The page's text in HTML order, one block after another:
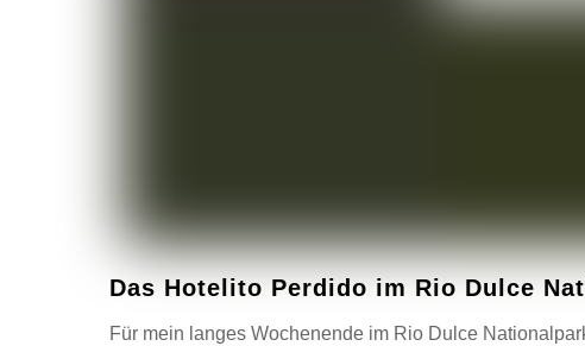
Das Hotelito Perdido im Rio Dulce
Für mein langes Wochenende im Rio Dulce